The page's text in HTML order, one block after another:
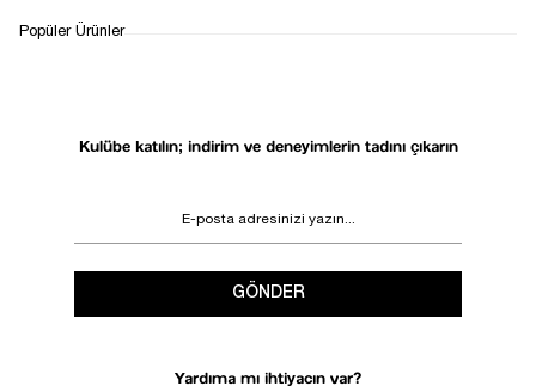
İADE&DEĞİŞİM
Kulübe katılın; indirim ve deneyimlerin tadını çıkarın
GÖNDER
Yardıma mı ihtiyacın var?
Popüler Ürünler